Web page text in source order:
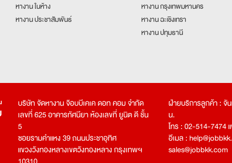
หางาน ในห้าง
หางาน ประชาสัมพันธ์
หางาน กรุงเทพมหานคร
หางาน ฉะเชิงเทรา
หางาน ปทุมธานี
บริษัท จัดหางาน จ๊อบบีเคเค ดอท คอม จำกัด
เลขที่ 625 อาคารทัศนียา ห้องเลขที่ ยูนิต ดี ชั้น
5
ซอยรามคำแหง 39 ถนนประชาอุทิศ
แขวงวังทองหลางเขตวังทองหลาง กรุงเทพฯ
ฝ่ายบริการลูกค้า : จั
น.
โทร : 02-514-7474
อีเมล :
sales@jobbkk.com